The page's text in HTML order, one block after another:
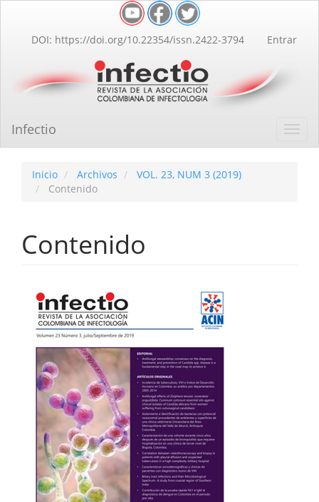
Contenido
principal
lateral
DOI: https://doi.org/10.22354/issn.2422-3794 Entrar
Infectio
Inicio Archivos
VOL. 23, NUM 3 (2019)
Contenido
Contenido
Barra
lateral
del
artículo